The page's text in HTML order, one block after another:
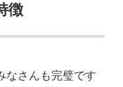
徴
なさんも完璧です